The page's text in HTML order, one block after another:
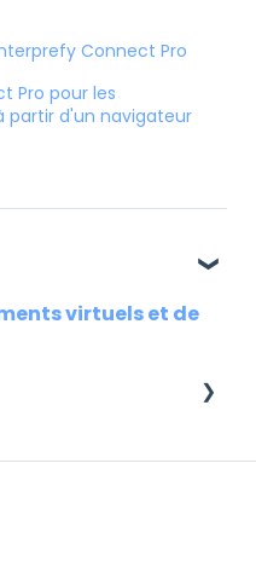
virtuels et de
Connect Pro
Pro pour les
d'un navigateur